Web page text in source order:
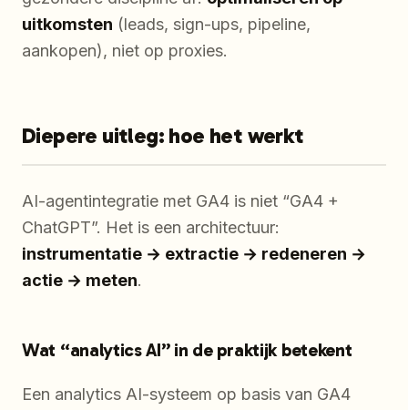
uitkomsten (leads, sign-ups, pipeline,
aankopen), niet op proxies.
Diepere uitleg: hoe het werkt
AI-agentintegratie met GA4 is niet “GA4 +
ChatGPT”. Het is een architectuur:
instrumentatie → extractie → redeneren →
actie → meten.
Wat “analytics AI” in de praktijk betekent
Een analytics AI-systeem op basis van GA4